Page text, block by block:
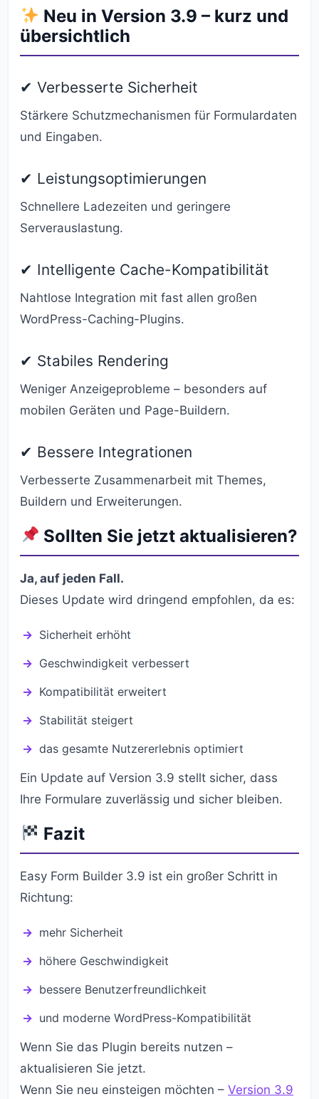
Neu in Version 3.9 – kurz und
übersichtlich
✔ Verbesserte Sicherheit
Stärkere Schutzmechanismen für Formulardaten
und Eingaben.
✔ Leistungsoptimierungen
Schnellere Ladezeiten und geringere
Serverauslastung.
✔ Intelligente Cache-Kompatibilität
Nahtlose Integration mit fast allen großen
WordPress-Caching-Plugins.
✔ Stabiles Rendering
Weniger Anzeigeprobleme – besonders auf
mobilen Geräten und Page-Buildern.
✔ Bessere Integrationen
Verbesserte Zusammenarbeit mit Themes,
Buildern und Erweiterungen.
Sollten Sie jetzt aktualisieren?
Ja, auf jeden Fall.
Dieses Update wird dringend empfohlen, da es:
Sicherheit erhöht
Geschwindigkeit verbessert
Kompatibilität erweitert
Stabilität steigert
das gesamte Nutzererlebnis optimiert
Ein Update auf Version 3.9 stellt sicher, dass
Ihre Formulare zuverlässig und sicher bleiben.
Fazit
Easy Form Builder 3.9 ist ein großer Schritt in
Richtung:
mehr Sicherheit
höhere Geschwindigkeit
bessere Benutzerfreundlichkeit
und moderne WordPress-Kompatibilität
Wenn Sie das Plugin bereits nutzen –
aktualisieren Sie jetzt.
Wenn Sie neu einsteigen möchten – Version 3.9